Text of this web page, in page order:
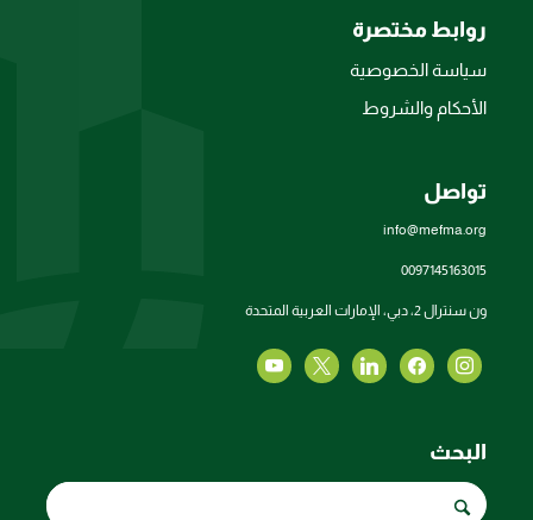
روابط مختصرة
سياسة الخصوصية
الأحكام والشروط
تواصل
info@mefma.org
0097145163015
ون سنترال 2، دبي، الإمارات العربية المتحدة
البحث